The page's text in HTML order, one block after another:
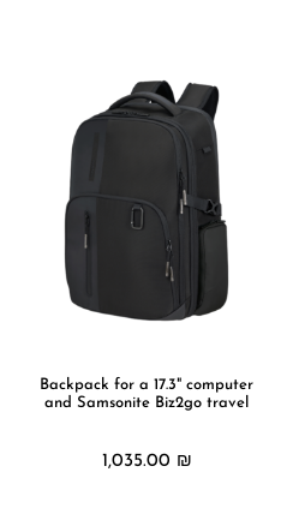
Backpack for a 17.3" computer
and Samsonite Biz2go travel
1,035.00 ₪